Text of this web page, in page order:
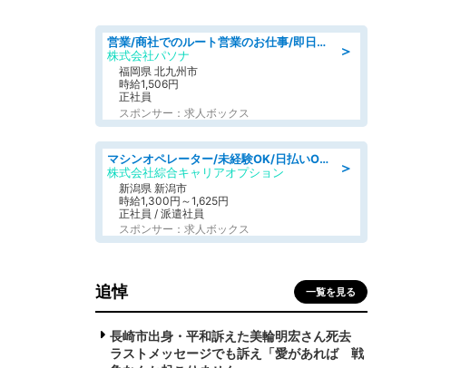
＞
営業/商社でのルート営業のお仕事/即日勤務可/車通勤可/営業
株式会社パソナ
福岡県 北九州市
時給1,506円
正社員
スポンサー：求人ボックス
＞
マシンオペレーター/未経験OK/日払いOK/寮完備/交替制/20・30・40代活躍中
株式会社綜合キャリアオプション
新潟県 新潟市
時給1,300円～1,625円
正社員 / 派遣社員
スポンサー：求人ボックス
追悼 一覧を見る
長崎市出身・平和訴えた美輪明宏さん死去
ラストメッセージでも訴え「愛があれば 戦